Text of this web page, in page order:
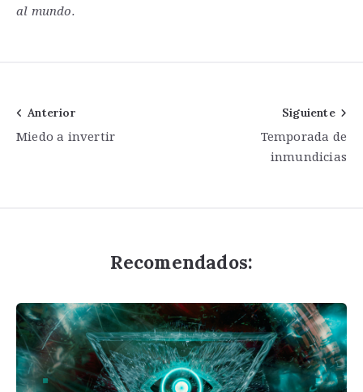
al mundo.
Navegación
de
Anterior
Miedo a invertir
Siguiente
Temporada de
inmundicias
Recomendados: